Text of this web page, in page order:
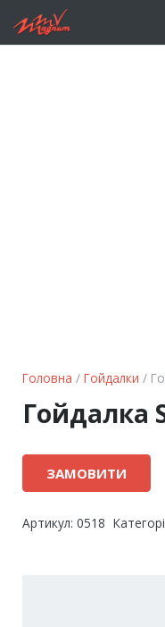
Головна / Гойдалки /
Гойдалка
ЗАМОВИТИ
Артикул: 0518